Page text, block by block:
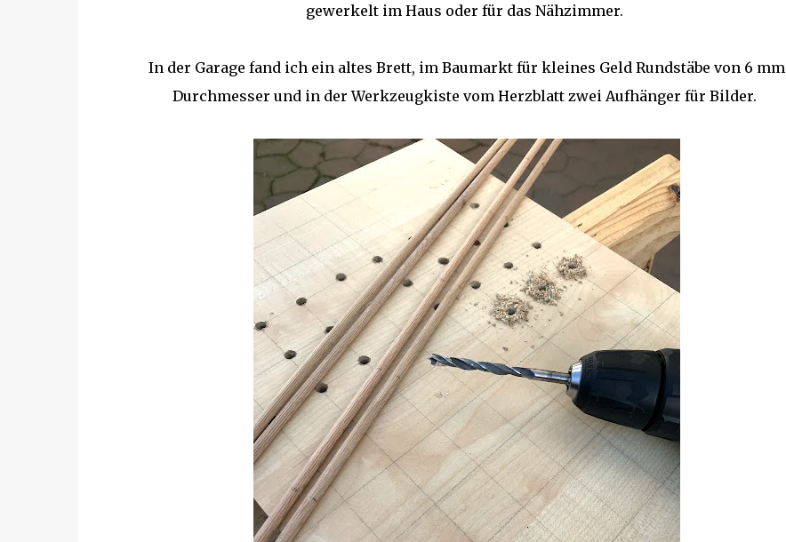
gewerkelt im Haus oder für das Nähzimmer.
In der Garage fand ich ein altes Brett, im Baumarkt für kleines Geld Rundstäbe von 6 mm
Durchmesser und in der Werkzeugkiste vom Herzblatt zwei Aufhänger für Bilder.